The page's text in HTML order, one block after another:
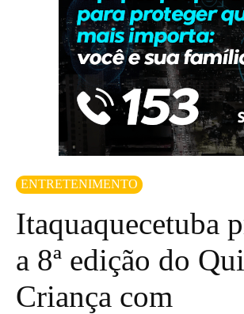
ENTRETENIMENTO
Itaquaquecetuba
a 8ª edição do
Criança com